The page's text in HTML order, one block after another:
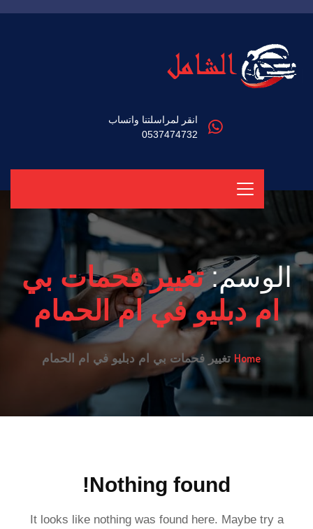
انقر لمراسلتنا واتساب
0537474732
الوسم:تغيير فحمات بي
ام دبليو في ام الحمام
Home تغيير فحمات بي ام دبليو في ام الحمام
Nothing found!
It looks like nothing was found here. Maybe try a